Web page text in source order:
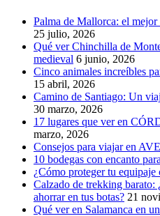
Palma de Mallorca: el
25 julio, 2026
Qué ver Chinchilla de
medieval 6 junio, 2026
Cinco animales increíbles
15 abril, 2026
Camino de Santiago: Un
30 marzo, 2026
17 lugares que ver en
marzo, 2026
Consejos para viajar en AVE
10 bodegas con encanto
¿Cómo proteger tu equipaje
Calzado de trekking barato:
ahorrar en tus botas? 21
Qué ver en Salamanca en